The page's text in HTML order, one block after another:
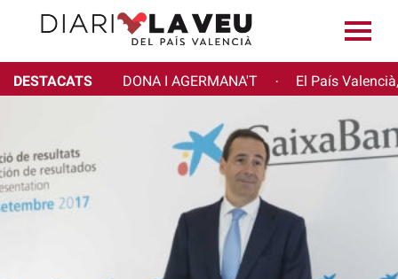
DESTACATS DONA I AGERMANA'T · El País